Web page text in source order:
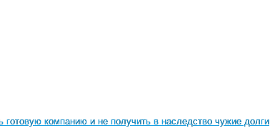
готовую компанию и не получить в наследство чужие долги